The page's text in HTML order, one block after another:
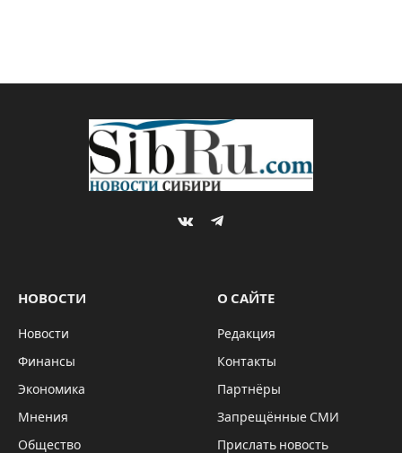
VKontakteTelegram
НОВОСТИ
Новости
Финансы
Экономика
Мнения
Общество
О САЙТЕ
Редакция
Контакты
Партнёры
Запрещённые СМИ
Прислать новость